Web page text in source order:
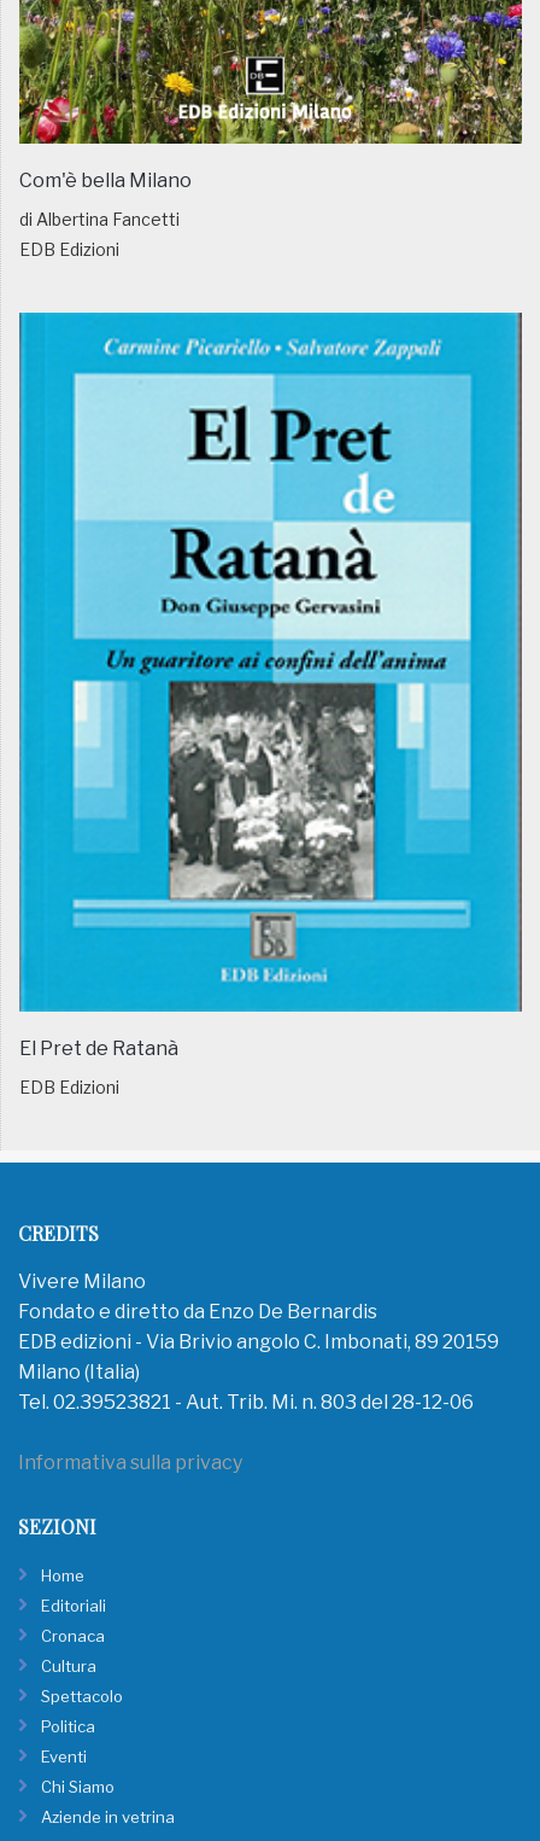
Com'è bella Milano
di Albertina Fancetti
EDB Edizioni
El Pret de Ratanà
EDB Edizioni
CREDITS
Vivere Milano
Fondato e diretto da Enzo De Bernardis
EDB edizioni - Via Brivio angolo C. Imbonati, 89 20159
Milano (Italia)
Tel. 02.39523821 - Aut. Trib. Mi. n. 803 del 28-12-06
Informativa sulla privacy
SEZIONI
Home
Editoriali
Cronaca
Cultura
Spettacolo
Politica
Eventi
Chi Siamo
Aziende in vetrina